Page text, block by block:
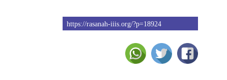
https://rasanah-iiis.org/?p=18924